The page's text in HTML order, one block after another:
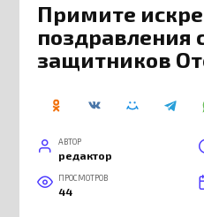
Примите
поздравления
защитников
АВТОР
редактор
ПРОСМОТРОВ
44